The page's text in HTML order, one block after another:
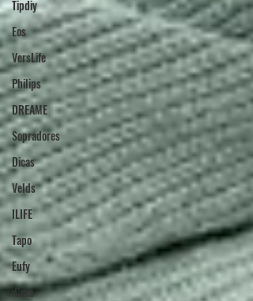
Tipdiy
Eos
VersLife
Philips
DREAME
Sopradores
Dicas
Velds
ILIFE
Tapo
Eufy
iCina